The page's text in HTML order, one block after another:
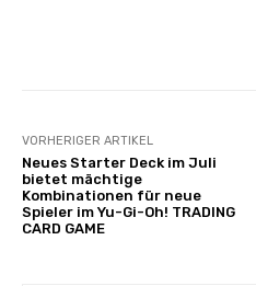
VORHERIGER ARTIKEL
Neues Starter Deck im Juli
bietet mächtige
Kombinationen für neue
Spieler im Yu-Gi-Oh! TRADING
CARD GAME